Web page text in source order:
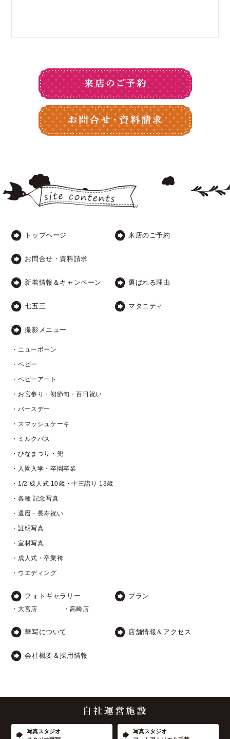
トップページ 来店のご予約
お問合せ・資料請求
新着情報＆キャンペーン 選ばれる理由
七五三 マタニティ
撮影メニュー
・ニューボーン
・ベビー
・ベビーアート
・お宮参り・初節句・百日祝い
・バースデー
・スマッシュケーキ
・ミルクバス
・ひなまつり・兜
・入園入学・卒園卒業
・1/2 成人式 10歳・十三詣り 13歳
・各種 記念写真
・還暦・長寿祝い
・証明写真
・宣材写真
・成人式・卒業袴
・ウエディング
フォトギャラリー
・大宮店 ・高崎店
プラン
華写について 店舗情報＆アクセス
会社概要＆採用情報
写真スタジオ
写真スタジオ